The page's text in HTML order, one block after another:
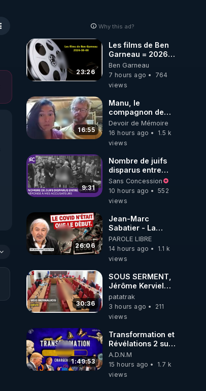
Why this ad?
23:26
Les films de Ben
Garneau = 2026-
08-08
Ben Garneau
7 hours ago
764
views
16:55
Manu, le
compagnon de
Kyria, raconte sa
garde à vue
musclée.
Devoir de Mémoire
16 hours ago
1.5 k
views
9:31
Nombre de juifs
disparus entre
1941 et 1945
(Réponse à mes
accusateurs)
Sans Concession
10 hours ago
552
views
26:06
Jean-Marc
Sabatier - La
Covid-19 n'a été
que le début -
L'ARNm &
où auront-t-il ?
PAROLE LIBRE
14 hours ago
1.1 k
views
30:36
SOUS SERMENT,
Jérôme Kerviel
balance tout à
l'Assemblée !
patatrak
3 hours ago
211
views
1:49:53
Transformation et
Révélations 2 sur
2 - live du
07/08/26
A.D.N.M
15 hours ago
1.7 k
views